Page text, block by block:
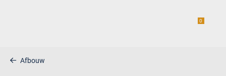
0
Afbouw